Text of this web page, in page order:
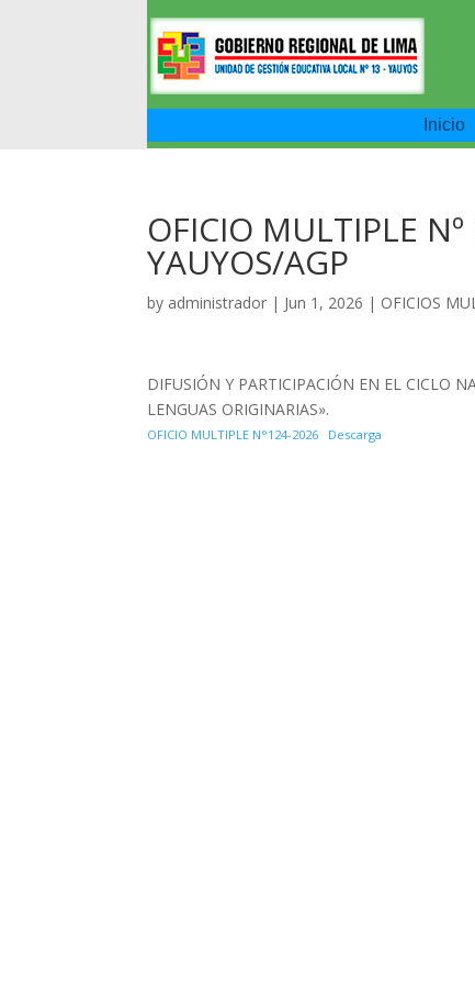
Inicio
OFICIO MULTIPLE
YAUYOS/AGP
by administrador | Jun 1, 2026 | OFICIOS
DIFUSIÓN Y PARTICIPACIÓN EN EL CICLO
LENGUAS ORIGINARIAS».
OFICIO MULTIPLE N°124-2026 Descarga